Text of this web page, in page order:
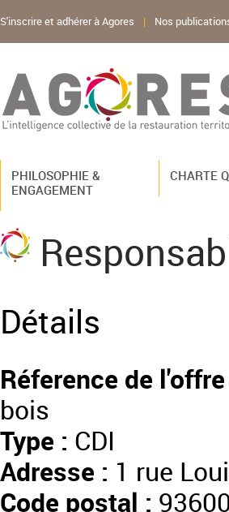
S'inscrire et adhérer à Agores | Nos
PHILOSOPHIE &
ENGAGEMENT
CHARTE
Détails
Réference de
bois
Type : CDI
Adresse : 1 rue
Code postal :